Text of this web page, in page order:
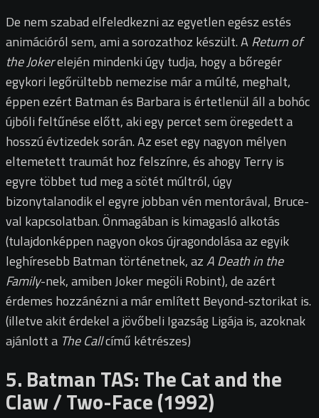
De nem szabad elfeledkezni az egyetlen egész estés
animációról sem, ami a sorozathoz készült. AReturn of
the Jokerelején mindenki úgy tudja, hogy a bőregér
egykori legőrültebb nemezise már a múlté, meghalt,
éppen ezért Batman és Barbara is értetlenül áll a bohóc
újbóli feltűnése előtt, aki egy percet sem öregedett a
hosszú évtizedek során. Az eset egy nagyon mélyen
eltemetett traumát hoz felszínre, és ahogy Terry is
egyre többet tud meg a sötét múltról, úgy
bizonytalanodik el egyre jobban vén mentorával, Bruce-
val kapcsolatban. Önmagában is kimagasló alkotás
(tulajdonképpen nagyon okos újragondolása az egyik
leghíresebb Batman történetnek, azA Death in the
Family-nek, amiben Joker megöli Robint), de azért
érdemes hozzánézni a már említett Beyond-sztorikat is.
(illetve akit érdekel a jövőbeli Igazság Ligája is, azoknak
ajánlott a The Callcímű kétrészes)
5. Batman TAS: The Cat and the
Claw / Two-Face (1992)